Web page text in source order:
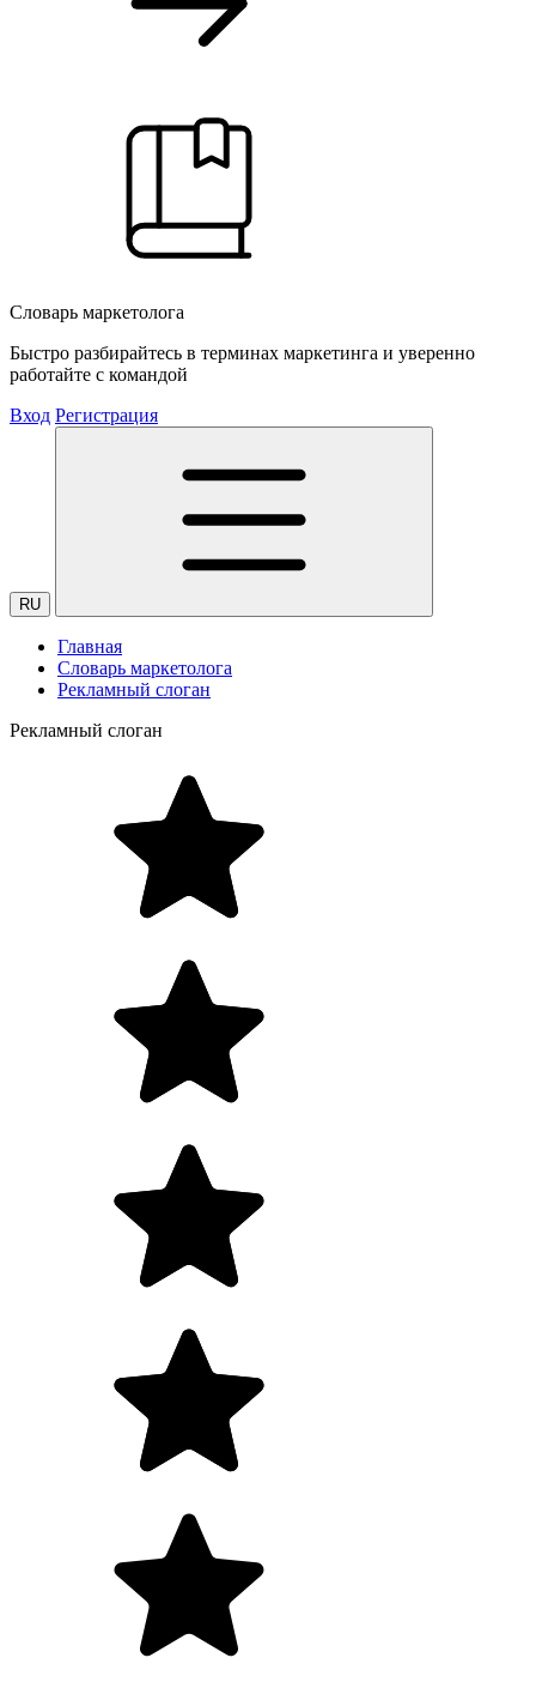
Словарь маркетолога
Быстро разбирайтесь в терминах маркетинга и уверенно
работайте с командой
Вход Регистрация
RU
Главная
Словарь маркетолога
Рекламный слоган
Рекламный слоган